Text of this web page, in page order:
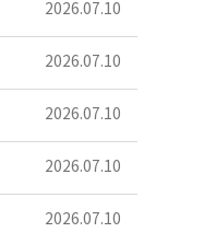
2026.07.10
2026.07.10
2026.07.10
2026.07.10
2026.07.10